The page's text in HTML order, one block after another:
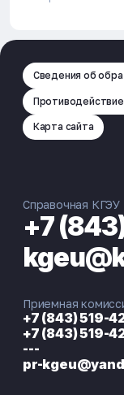
Сведения об
Карта сайта
Справочная КГЭУ
+7
Приемная
+7 (843) 519-
+7 (843) 519-
---
pr-